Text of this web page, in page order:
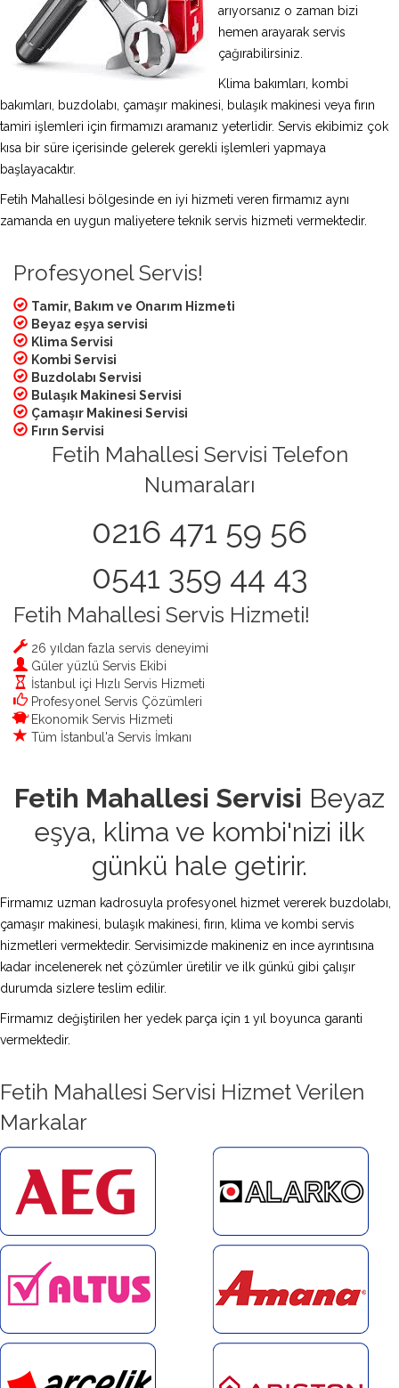
arıyorsanız o zaman bizi
hemen arayarak servis
çağırabilirsiniz.
Klima bakımları, kombi
bakımları, buzdolabı, çamaşır makinesi, bulaşık makinesi veya fırın
tamiri işlemleri için firmamızı aramanız yeterlidir. Servis ekibimiz çok
kısa bir süre içerisinde gelerek gerekli işlemleri yapmaya
başlayacaktır.
Fetih Mahallesi bölgesinde en iyi hizmeti veren firmamız aynı
zamanda en uygun maliyetere teknik servis hizmeti vermektedir.
Profesyonel Servis!
Tamir, Bakım ve Onarım Hizmeti
Beyaz eşya servisi
Klima Servisi
Kombi Servisi
Buzdolabı Servisi
Bulaşık Makinesi Servisi
Çamaşır Makinesi Servisi
Fırın Servisi
Fetih Mahallesi Servisi Telefon
Numaraları
0216 471 59 56
0541 359 44 43
Fetih Mahallesi Servis Hizmeti!
26 yıldan fazla servis deneyimi
Güler yüzlü Servis Ekibi
İstanbul içi Hızlı Servis Hizmeti
Profesyonel Servis Çözümleri
Ekonomik Servis Hizmeti
Tüm İstanbul'a Servis İmkanı
Fetih Mahallesi Servisi Beyaz
eşya, klima ve kombi'nizi ilk
günkü hale getirir.
Firmamız uzman kadrosuyla profesyonel hizmet vererek buzdolabı,
çamaşır makinesi, bulaşık makinesi, fırın, klima ve kombi servis
hizmetleri vermektedir. Servisimizde makineniz en ince ayrıntısına
kadar incelenerek net çözümler üretilir ve ilk günkü gibi çalışır
durumda sizlere teslim edilir.
Firmamız değiştirilen her yedek parça için 1 yıl boyunca garanti
vermektedir.
Fetih Mahallesi Servisi Hizmet Verilen
Markalar